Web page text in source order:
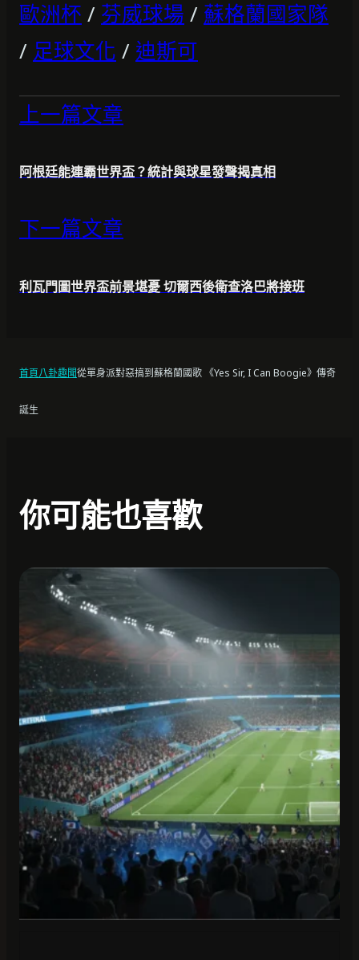
歐洲杯 / 芬威球場 / 蘇格蘭國家隊
/ 足球文化 / 迪斯可
上一篇文章
阿根廷能連霸世界盃？統計與球星發聲揭真相
下一篇文章
利瓦門圖世界盃前景堪憂 切爾西後衛查洛巴將接班
首頁八卦趣聞從單身派對惡搞到蘇格蘭國歌 《Yes Sir, I Can Boogie》傳奇
誕生
你可能也喜歡